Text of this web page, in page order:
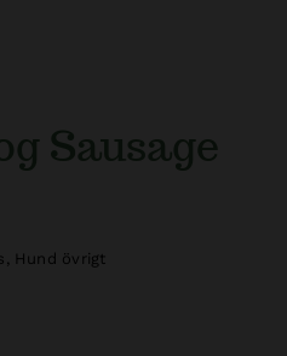
Sausage
Hund övrigt